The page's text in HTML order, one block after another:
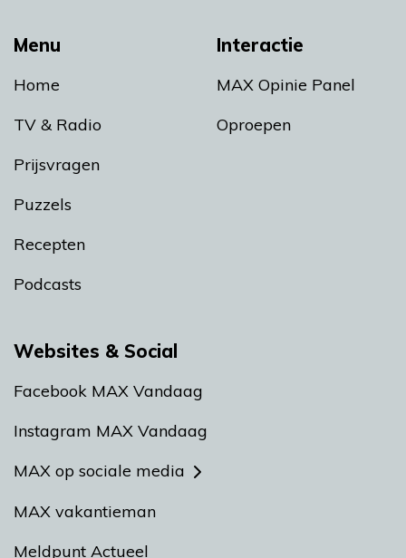
Menu
Home
TV & Radio
Prijsvragen
Puzzels
Recepten
Podcasts
Interactie
MAX Opinie Panel
Oproepen
Websites & Social
Facebook MAX Vandaag
Instagram MAX Vandaag
MAX op sociale media
MAX vakantieman
Meldpunt Actueel